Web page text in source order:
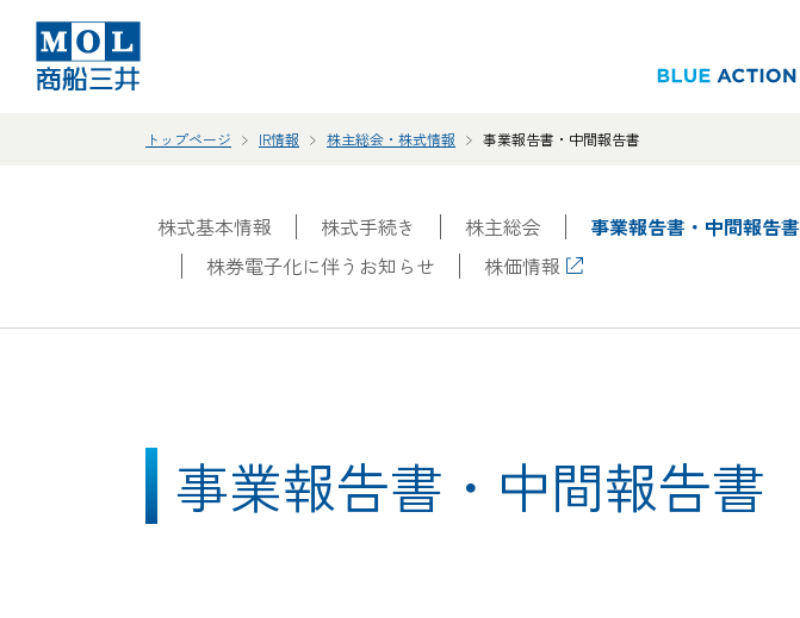
トップページ IR情報 株主総会・株式情報 事業報告書・中間報告書
株式基本情報 株式手続き 株主総会 事業報告書・中間報告書
株券電子化に伴うお知らせ
株価情報
事業報告書・中間報告書